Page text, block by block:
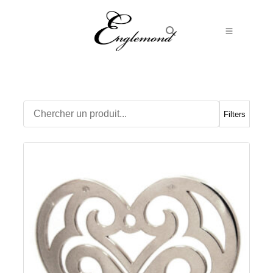
Boucles d’Oreilles
Boutons de manchette
Colliers
Médailles
Pendentifs
Adamas
Filters